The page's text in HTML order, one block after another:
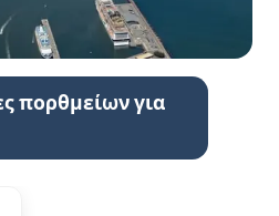
πορθμείων για